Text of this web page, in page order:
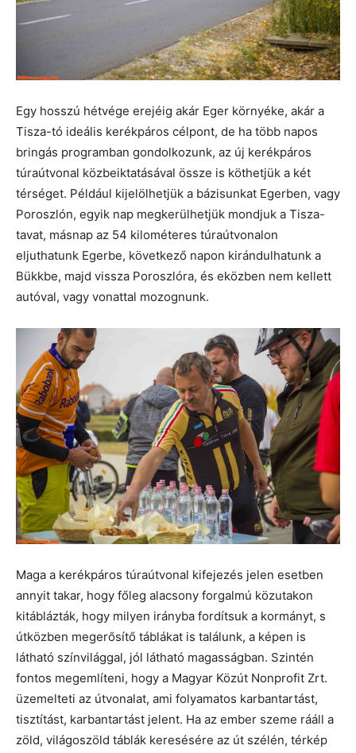
Egy hosszú hétvége erejéig akár Eger környéke, akár a
Tisza-tó ideális kerékpáros célpont, de ha több napos
bringás programban gondolkozunk, az új kerékpáros
túraútvonal közbeiktatásával össze is köthetjük a két
térséget. Például kijelölhetjük a bázisunkat Egerben, vagy
Poroszlón, egyik nap megkerülhetjük mondjuk a Tisza-
tavat, másnap az 54 kilométeres túraútvonalon
eljuthatunk Egerbe, következő napon kirándulhatunk a
Bükkbe, majd vissza Poroszlóra, és eközben nem kellett
autóval, vagy vonattal mozognunk.
Maga a kerékpáros túraútvonal kifejezés jelen esetben
annyit takar, hogy főleg alacsony forgalmú közutakon
kitáblázták, hogy milyen irányba fordítsuk a kormányt, s
útközben megerősítő táblákat is találunk, a képen is
látható színvilággal, jól látható magasságban. Szintén
fontos megemlíteni, hogy a Magyar Közút Nonprofit Zrt.
üzemelteti az útvonalat, ami folyamatos karbantartást,
tisztítást, karbantartást jelent. Ha az ember szeme rááll a
zöld, világoszöld táblák keresésére az út szélén, térkép